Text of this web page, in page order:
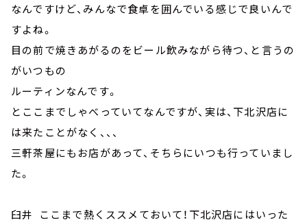
なんですけど、みんなで食卓を囲んでいる感じで良いんで
すよね。
目の前で焼きあがるのをビール飲みながら待つ、と言うの
がいつもの
ルーティンなんです。
とここまでしゃべっていてなんですが、実は、下北沢店に
は来たことがなく、、、
三軒茶屋にもお店があって、そちらにいつも行っていまし
た。
臼井 ここまで熱くススメておいて！下北沢店にはいった